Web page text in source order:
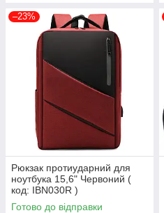
–23%
Рюкзак протиударний для
ноутбука 15,6" Червоний (
код: IBN030R )
Готово до відправки